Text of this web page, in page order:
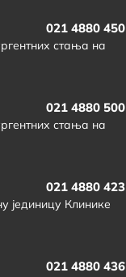
021 4880 450
стања на
021 4880 500
стања на
021 4880 423
јединицу Клинике
021 4880 436